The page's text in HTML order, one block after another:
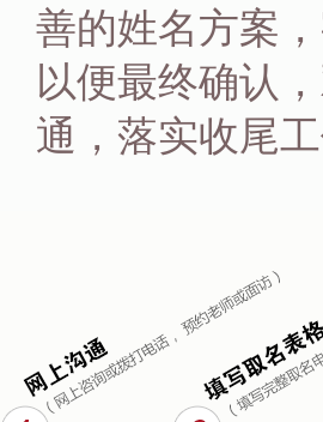
善的姓名方案
以便最终确认
通，落实收尾工